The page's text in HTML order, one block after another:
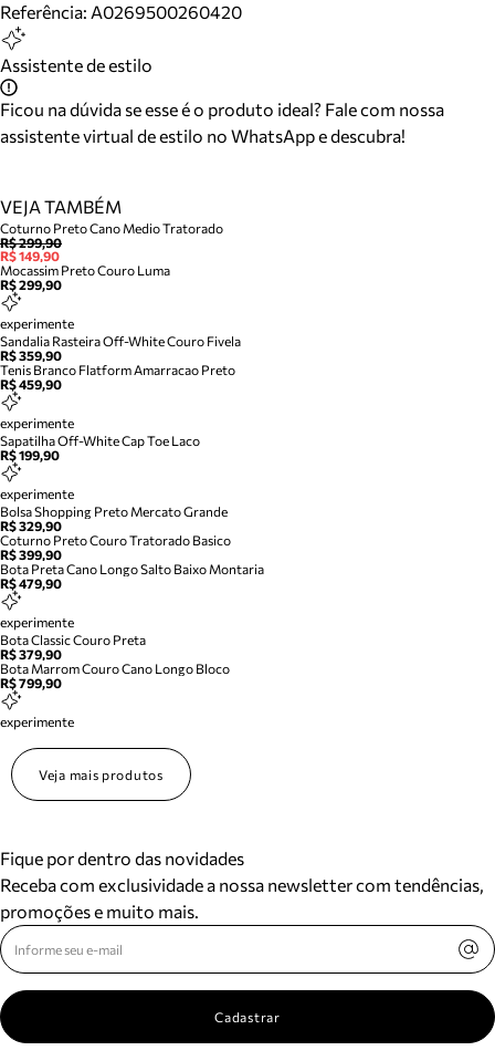
Referência: A0269500260420
Assistente de estilo
Ficou na dúvida se esse é o produto ideal? Fale com nossa
assistente virtual de estilo no WhatsApp e descubra!
VEJA TAMBÉM
Coturno Preto Cano Medio Tratorado
R$ 299,90
R$ 149,90
Mocassim Preto Couro Luma
R$ 299,90
experimente
Sandalia Rasteira Off-White Couro Fivela
R$ 359,90
Tenis Branco Flatform Amarracao Preto
R$ 459,90
experimente
Sapatilha Off-White Cap Toe Laco
R$ 199,90
experimente
Bolsa Shopping Preto Mercato Grande
R$ 329,90
Coturno Preto Couro Tratorado Basico
R$ 399,90
Bota Preta Cano Longo Salto Baixo Montaria
R$ 479,90
experimente
Bota Classic Couro Preta
R$ 379,90
Bota Marrom Couro Cano Longo Bloco
R$ 799,90
experimente
Veja mais produtos
Fique por dentro das novidades
Receba com exclusividade a nossa newsletter com tendências,
promoções e muito mais.
Cadastrar